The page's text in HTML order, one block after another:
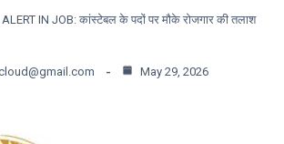
IN JOB: कांस्टेबल के पदों पर मौके रोजगार की तलाश
May 29, 2026